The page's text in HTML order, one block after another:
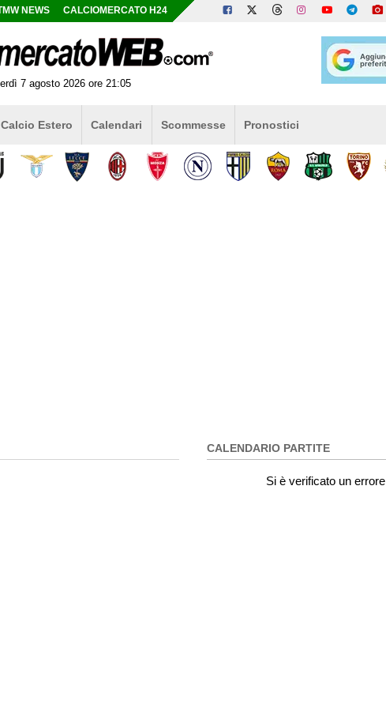
NEWS CALCIOMERCATO H24
7 agosto 2026 ore 21:05
Calcio Estero Calendari Scommesse Pronostici
CALENDARIO PARTITE
Si è verificato un errore